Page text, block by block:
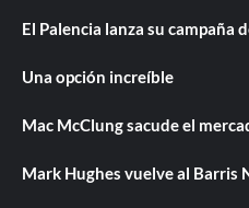
El Palencia lanza su campaña
Una opción increíble
Mac McClung sacude el
Mark Hughes vuelve al Barris